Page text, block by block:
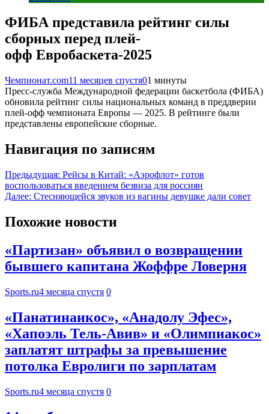
ФИБА представила рейтинг силы
сборных перед плей-
офф Евробаскета-2025
Чемпионат.com11 месяцев спустя01 минуты
Пресс-служба Международной федерации баскетбола (ФИБА)
обновила рейтинг силы национальных команд в преддверии
плей-офф чемпионата Европы — 2025. В рейтинге были
представлены европейские сборные.
Навигация по записям
Предыдущая: Рейсы в Китай: «Аэрофлот» готов
воспользоваться введением безвиза для россиян
Далее: Стесняющейся звуков из вагины девушке дали совет
Похожие новости
«Партизан» объявил о возвращении
бывшего капитана Жоффре Ловерня
Sports.ru4 месяца спустя 0
«Панатинаикос», «Анадолу Эфес»,
«Хапоэль Тель-Авив» и «Олимпиакос»
заплатят штрафы за превышение
потолка Евролиги по зарплатам
Sports.ru4 месяца спустя 0